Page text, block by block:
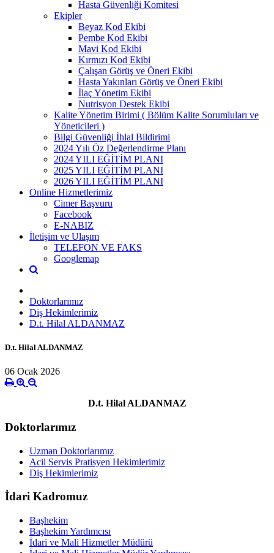
Hasta Güvenliği Komitesi
Ekipler
Beyaz Kod Ekibi
Pembe Kod Ekibi
Mavi Kod Ekibi
Kırmızı Kod Ekibi
Çalışan Görüş ve Öneri Ekibi
Hasta Yakınları Görüş ve Öneri Ekibi
İlaç Yönetim Ekibi
Nutrisyon Destek Ekibi
Kalite Yönetim Birimi ( Bölüm Kalite Sorumluları ve
Yöneticileri )
Bilgi Güvenliği İhlal Bildirimi
2024 Yılı Öz Değerlendirme Planı
2024 YILI EĞİTİM PLANI
2025 YILI EĞİTİM PLANI
2026 YILI EĞİTİM PLANI
Online Hizmetlerimiz
Cimer Başvuru
Facebook
E-NABIZ
İletişim ve Ulaşım
TELEFON VE FAKS
Googlemap
Doktorlarımız
Diş Hekimlerimiz
D.t. Hilal ALDANMAZ
D.t. Hilal ALDANMAZ
06 Ocak 2026
D.t. Hilal ALDANMAZ
Doktorlarımız
Uzman Doktorlarımız
Acil Servis Pratisyen Hekimlerimiz
Diş Hekimlerimiz
İdari Kadromuz
Başhekim
Başhekim Yardımcısı
İdari ve Mali Hizmetler Müdürü